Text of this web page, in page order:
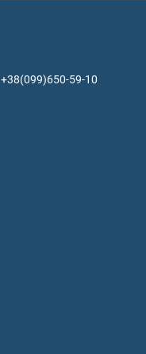
+38(099)650-59-10